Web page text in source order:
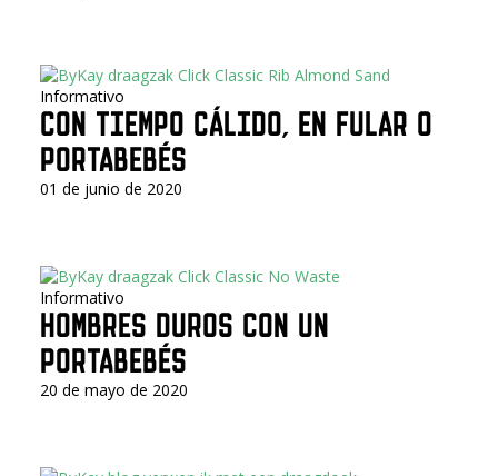
Informativo
CON TIEMPO CÁLIDO, EN FULAR O
PORTABEBÉS
01 de junio de 2020
Informativo
HOMBRES DUROS CON UN
PORTABEBÉS
20 de mayo de 2020